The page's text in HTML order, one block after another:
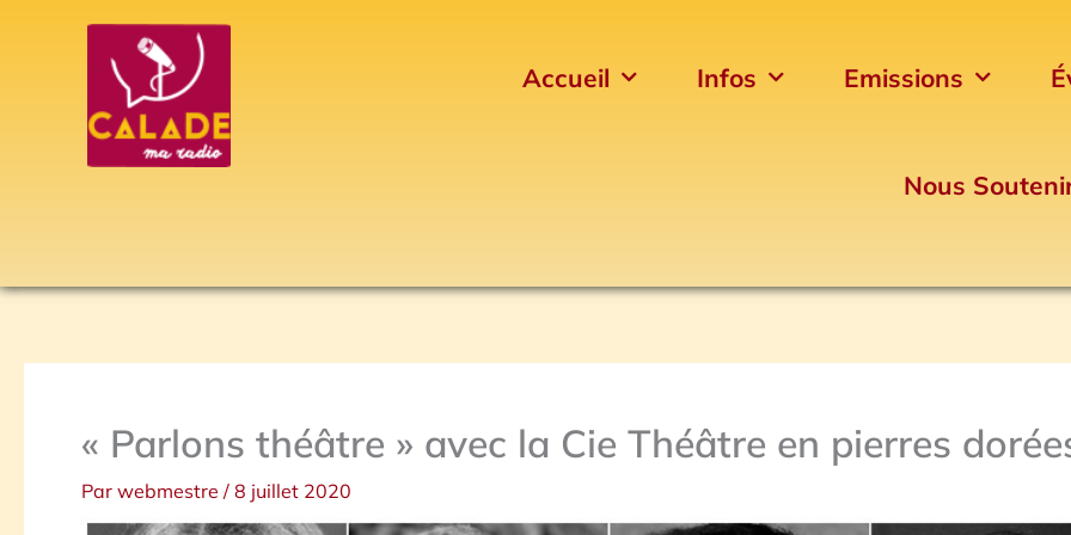
Accueil Infos Emissions
Nous
« Parlons théâtre » avec la Cie Théâtre en pierres
Par webmestre / 8 juillet 2020